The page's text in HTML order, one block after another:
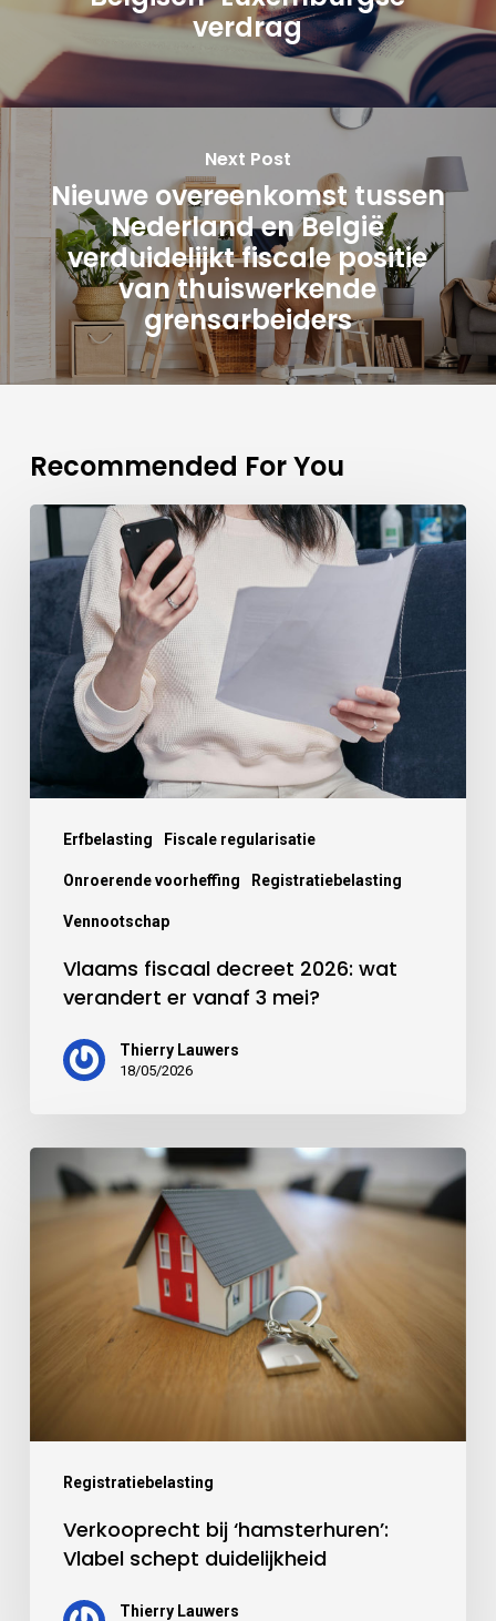
verdrag
Next Post
Nieuwe overeenkomst tussen
Nederland en België
verduidelijkt fiscale positie
van thuiswerkende
grensarbeiders
Recommended For You
Erfbelasting Fiscale regularisatie
Onroerende voorheffing Registratiebelasting
Vennootschap
Vlaams fiscaal decreet 2026: wat
verandert er vanaf 3 mei?
Thierry Lauwers
18/05/2026
Registratiebelasting
Verkooprecht bij ‘hamsterhuren’:
Vlabel schept duidelijkheid
Thierry Lauwers